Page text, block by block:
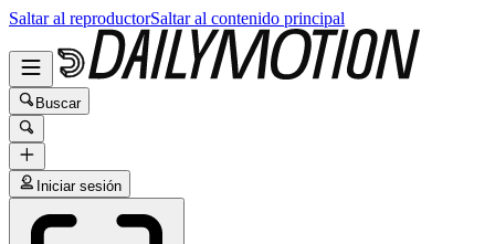
Saltar al reproductorSaltar al contenido principal
Buscar
Iniciar sesión